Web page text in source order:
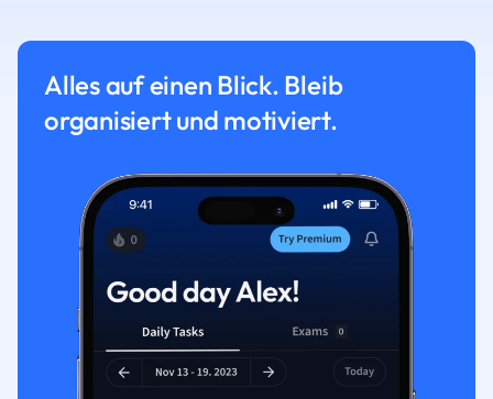
Alles auf einen Blick. Bleib
organisiert und motiviert.